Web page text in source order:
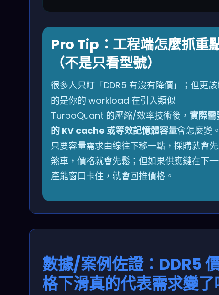
Pro Tip：工程端怎麼抓重
（不是只看型號）
很多人只盯「DDR5 有沒有降價」；但更
的是你的 workload 在引入類似
TurboQuant 的壓縮/效率技術後， 實際需
的 KV cache 或等效記憶體容量會怎麼變
只要容量需求曲線往下移一點，採購就會
煞車，價格就會先鬆；但如果供應鏈在下
產能窗口卡住，就會回推價格。
數據/案例佐證：DDR5
格下滑真的代表需求變了